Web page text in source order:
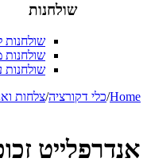
שולחנות
שולחנות
שולחנות
שולחנות
Home
/כלי דקורציה/צלחות
אנדרפלייט